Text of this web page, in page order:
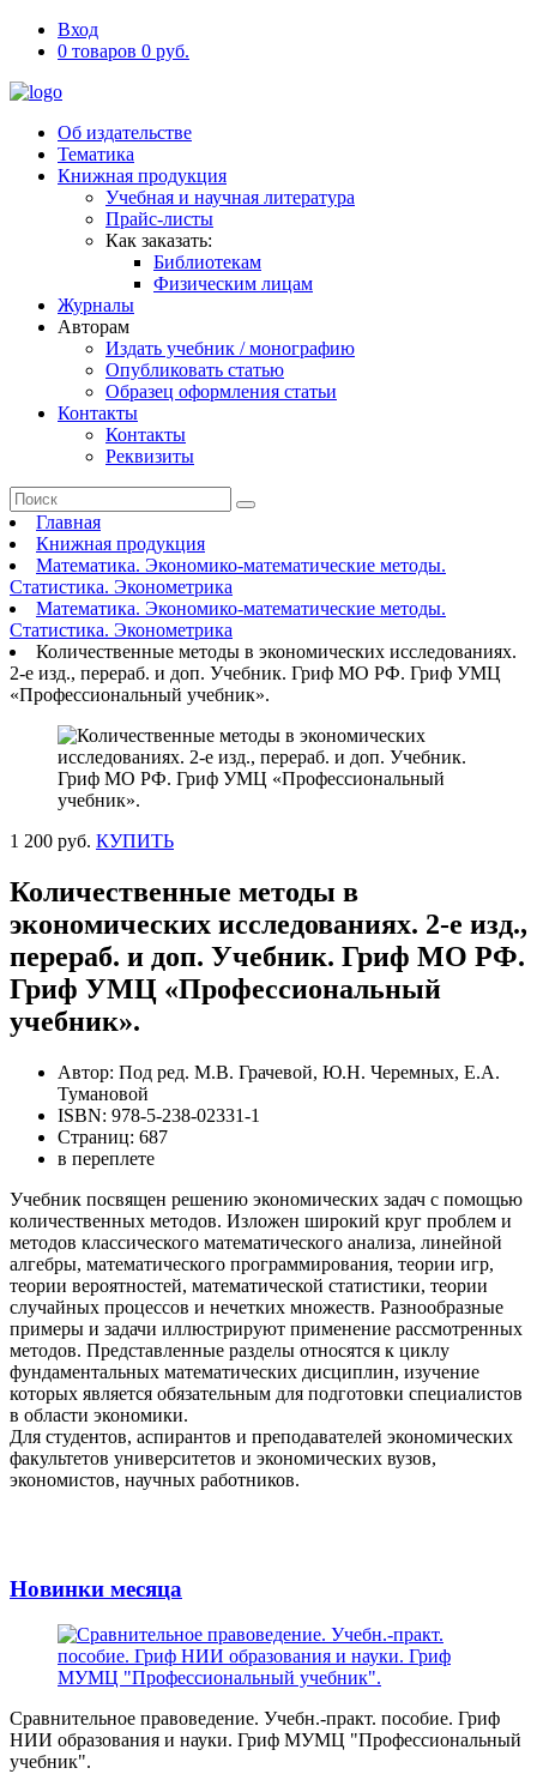
Вход
0 товаров 0 руб.
Об издательстве
Тематика
Книжная продукция
Учебная и научная литература
Прайс-листы
Как заказать:
Библиотекам
Физическим лицам
Журналы
Авторам
Издать учебник / монографию
Опубликовать статью
Образец оформления статьи
Контакты
Контакты
Реквизиты
Главная
Книжная продукция
Математика. Экономико-математические методы.
Статистика. Эконометрика
Математика. Экономико-математические методы.
Статистика. Эконометрика
Количественные методы в экономических исследованиях.
2-е изд., перераб. и доп. Учебник. Гриф МО РФ. Гриф УМЦ
«Профессиональный учебник».
1 200 руб. КУПИТЬ
Количественные методы в
экономических исследованиях. 2-е изд.,
перераб. и доп. Учебник. Гриф МО РФ.
Гриф УМЦ «Профессиональный
учебник».
Автор: Под ред. М.В. Грачевой, Ю.Н. Черемных, Е.А.
Тумановой
ISBN: 978-5-238-02331-1
Страниц: 687
в переплете
Учебник посвящен решению экономических задач с помощью
количественных методов. Изложен широкий круг проблем и
методов классического математического анализа, линейной
алгебры, математического программирования, теории игр,
теории вероятностей, математической статистики, теории
случайных процессов и нечетких множеств. Разнообразные
примеры и задачи иллюстрируют применение рассмотренных
методов. Представленные разделы относятся к циклу
фундаментальных математических дисциплин, изучение
которых является обязательным для подготовки специалистов
в области экономики.
Для студентов, аспирантов и преподавателей экономических
факультетов университетов и экономических вузов,
экономистов, научных работников.
Новинки месяца
Сравнительное правоведение. Учебн.-практ. пособие. Гриф
НИИ образования и науки. Гриф МУМЦ "Профессиональный
учебник".